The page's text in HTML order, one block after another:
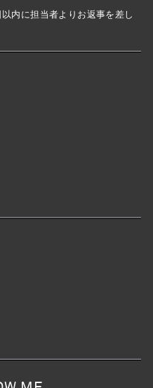
内に担当者よりお返事を差し